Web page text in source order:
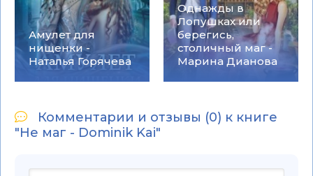
Амулет для
нищенки -
Наталья Горячева
Однажды в
Лопушках или
берегись,
столичный маг -
Марина Дианова
Комментарии и отзывы (0) к книге
"Не маг - Dominik Kai"